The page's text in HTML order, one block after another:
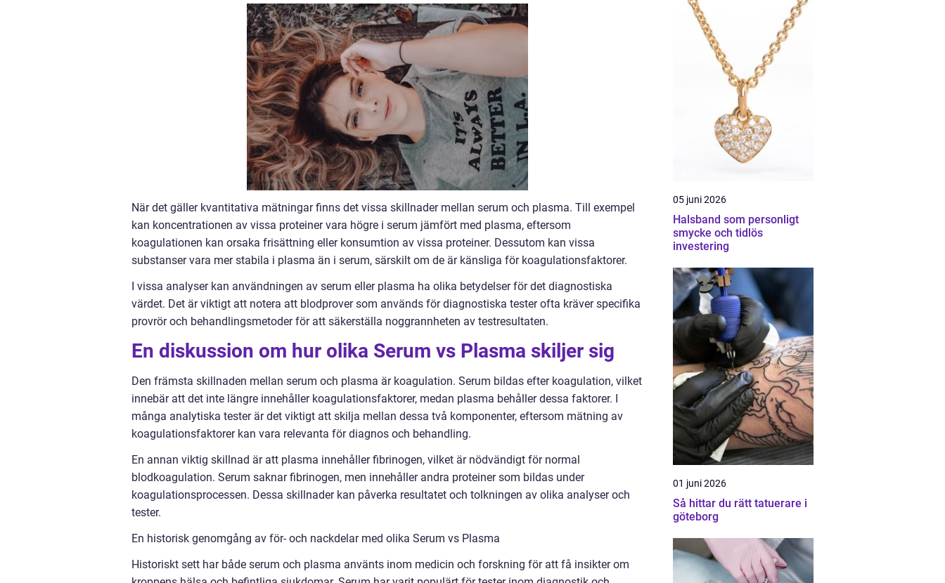
När det gäller kvantitativa mätningar finns det vissa skillnader mellan serum och plasma. Till exempel
kan koncentrationen av vissa proteiner vara högre i serum jämfört med plasma, eftersom
koagulationen kan orsaka frisättning eller konsumtion av vissa proteiner. Dessutom kan vissa
substanser vara mer stabila i plasma än i serum, särskilt om de är känsliga för koagulationsfaktorer.
I vissa analyser kan användningen av serum eller plasma ha olika betydelser för det diagnostiska
värdet. Det är viktigt att notera att blodprover som används för diagnostiska tester ofta kräver specifika
provrör och behandlingsmetoder för att säkerställa noggrannheten av testresultaten.
En diskussion om hur olika Serum vs Plasma skiljer sig
Den främsta skillnaden mellan serum och plasma är koagulation. Serum bildas efter koagulation, vilket
innebär att det inte längre innehåller koagulationsfaktorer, medan plasma behåller dessa faktorer. I
många analytiska tester är det viktigt att skilja mellan dessa två komponenter, eftersom mätning av
koagulationsfaktorer kan vara relevanta för diagnos och behandling.
En annan viktig skillnad är att plasma innehåller fibrinogen, vilket är nödvändigt för normal
blodkoagulation. Serum saknar fibrinogen, men innehåller andra proteiner som bildas under
koagulationsprocessen. Dessa skillnader kan påverka resultatet och tolkningen av olika analyser och
tester.
En historisk genomgång av för- och nackdelar med olika Serum vs Plasma
Historiskt sett har både serum och plasma använts inom medicin och forskning för att få insikter om
05 juni 2026
Halsband som personligt
smycke och tidlös
investering
01 juni 2026
Så hittar du rätt tatuerare i
göteborg